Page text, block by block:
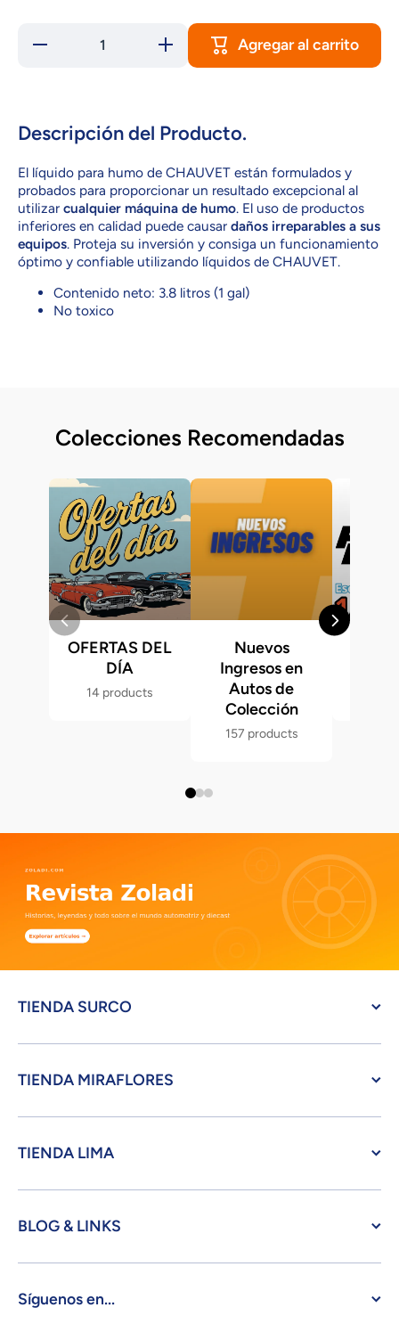
Reducir
Galón )
Aumentar
cantidad
para FJU
Galón )
Agregar al carrito
Descripción del Producto.
El líquido para humo de CHAUVET están formulados y
probados para proporcionar un resultado excepcional al
utilizar cualquier máquina de humo. El uso de productos
inferiores en calidad puede causar daños irreparables a sus
equipos. Proteja su inversión y consiga un funcionamiento
óptimo y confiable utilizando líquidos de CHAUVET.
Contenido neto: 3.8 litros (1 gal)
No toxico
Colecciones Recomendadas
OFERTAS DEL
DÍA
14 products
Nuevos
Ingresos en
Autos de
Colección
157 products
TIENDA SURCO
TIENDA MIRAFLORES
TIENDA LIMA
BLOG & LINKS
Síguenos en...